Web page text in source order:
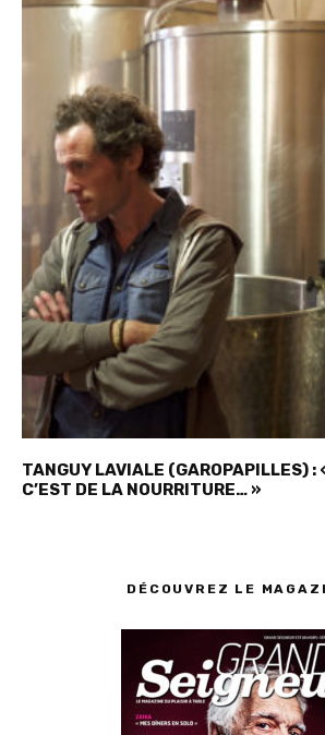
TANGUY LAVIALE (GAROPAPILLES) :
C’EST DE LA NOURRITURE… »
DÉCOUVREZ LE